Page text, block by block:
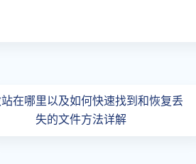
站在哪里以及如何快速找到和恢复丢
失的文件方法详解